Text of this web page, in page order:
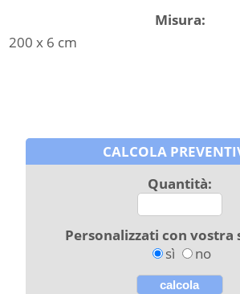
Misura:
200 x 6 cm
CALCOLA
Quantità:
Personalizzati con vostra
sì
no